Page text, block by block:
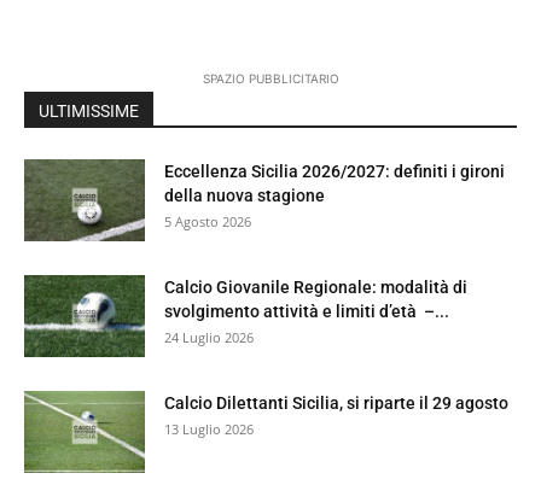
SPAZIO PUBBLICITARIO
ULTIMISSIME
Eccellenza Sicilia 2026/2027: definiti i gironi
della nuova stagione
5 Agosto 2026
Calcio Giovanile Regionale: modalità di
svolgimento attività e limiti d’età –...
24 Luglio 2026
Calcio Dilettanti Sicilia, si riparte il 29 agosto
13 Luglio 2026